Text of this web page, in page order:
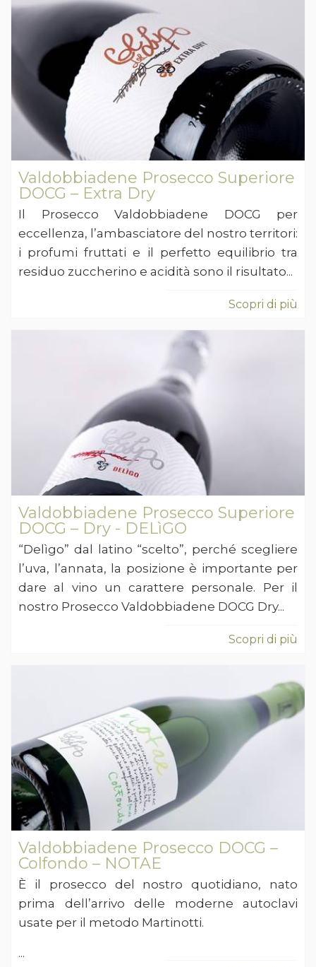
Valdobbiadene Prosecco Superiore
DOCG – Extra Dry
Il Prosecco Valdobbiadene DOCG per
eccellenza, l’ambasciatore del nostro territori:
i profumi fruttati e il perfetto equilibrio tra
residuo zuccherino e acidità sono il risultato...
Scopri di più
Valdobbiadene Prosecco Superiore
DOCG – Dry - DELìGO
“Delìgo” dal latino “scelto”, perché scegliere
l’uva, l’annata, la posizione è importante per
dare al vino un carattere personale. Per il
nostro Prosecco Valdobbiadene DOCG Dry...
Scopri di più
Valdobbiadene Prosecco DOCG –
Colfondo – NOTAE
È il prosecco del nostro quotidiano, nato
prima dell’arrivo delle moderne autoclavi
usate per il metodo Martinotti.
...